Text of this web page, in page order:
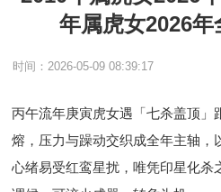
年属虎女2026
时间：2026-05-09 08:39:17
丙午流年庚寅虎女遇「七杀盖顶」
熔，压力与躁动交织成全年主轴，
心绪易受红鸾星扰，唯凭印星化杀